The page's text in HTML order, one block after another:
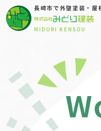
長崎市で外壁塗装・屋
MIDORI KENSOU